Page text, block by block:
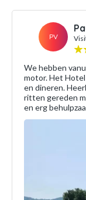
PV
We hebben
motor. Het
en dineren.
ritten gereden
en erg